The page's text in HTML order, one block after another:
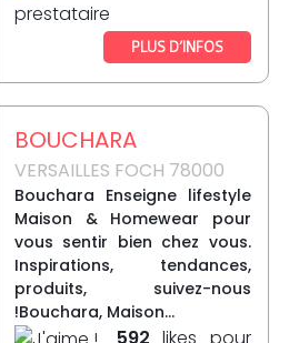
prestataire
PLUS D’INFOS
BOUCHARA
VERSAILLES FOCH 78000
Bouchara Enseigne lifestyle
Maison & Homewear pour
vous sentir bien chez vous.
Inspirations, tendances,
produits, suivez-nous
!Bouchara, Maison...